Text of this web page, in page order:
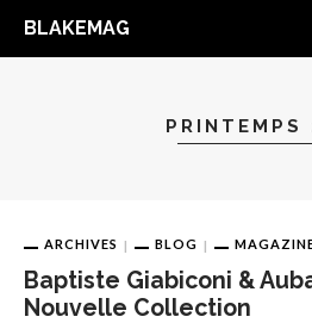
BLAKEMAG
PRINTEMPS
ARCHIVES BLOG
Baptiste Giabiconi &
Nouvelle Collection